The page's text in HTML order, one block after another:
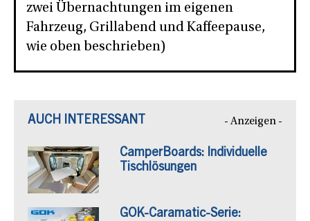
zwei Übernachtungen im eigenen
Fahrzeug, Grillabend und Kaffeepause,
wie oben beschrieben)
AUCH INTERESSANT - Anzeigen -
CamperBoards: Individuelle
Tischlösungen
GOK-Caramatic-Serie: